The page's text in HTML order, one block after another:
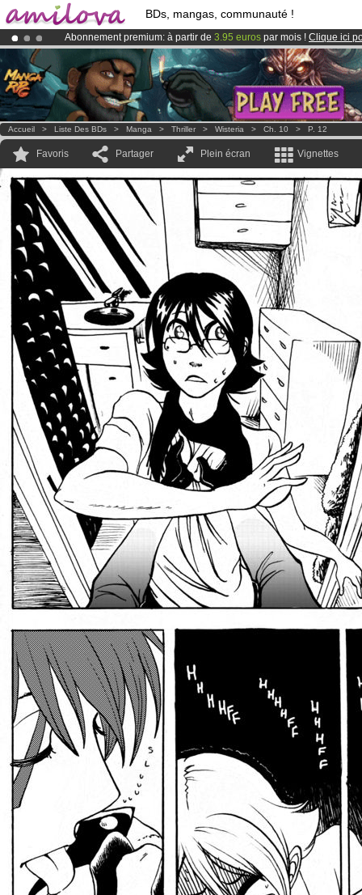
BDs, mangas, communauté !
Abonnement premium: à partir de 3.95 euros par mois ! Clique ici
LeKickstarter Amilova est désormais lancé!.
Déjà 100000membreset 1000BDs & Mangas!
Accueil > Liste Des BDs > Manga > Thriller > Wisteria > Ch. 10 > P. 12
Favoris Partager Plein écran Vignettes